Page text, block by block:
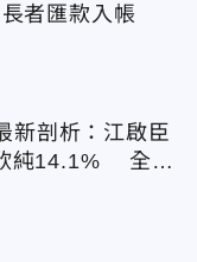
者匯款入帳
新剖析：江啟臣
純14.1% 全世
首